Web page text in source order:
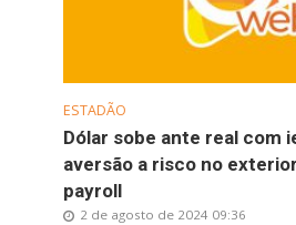
ESTADÃO
Dólar sobe ante real com
aversão a risco no
payroll
2 de agosto de 2024 09:36